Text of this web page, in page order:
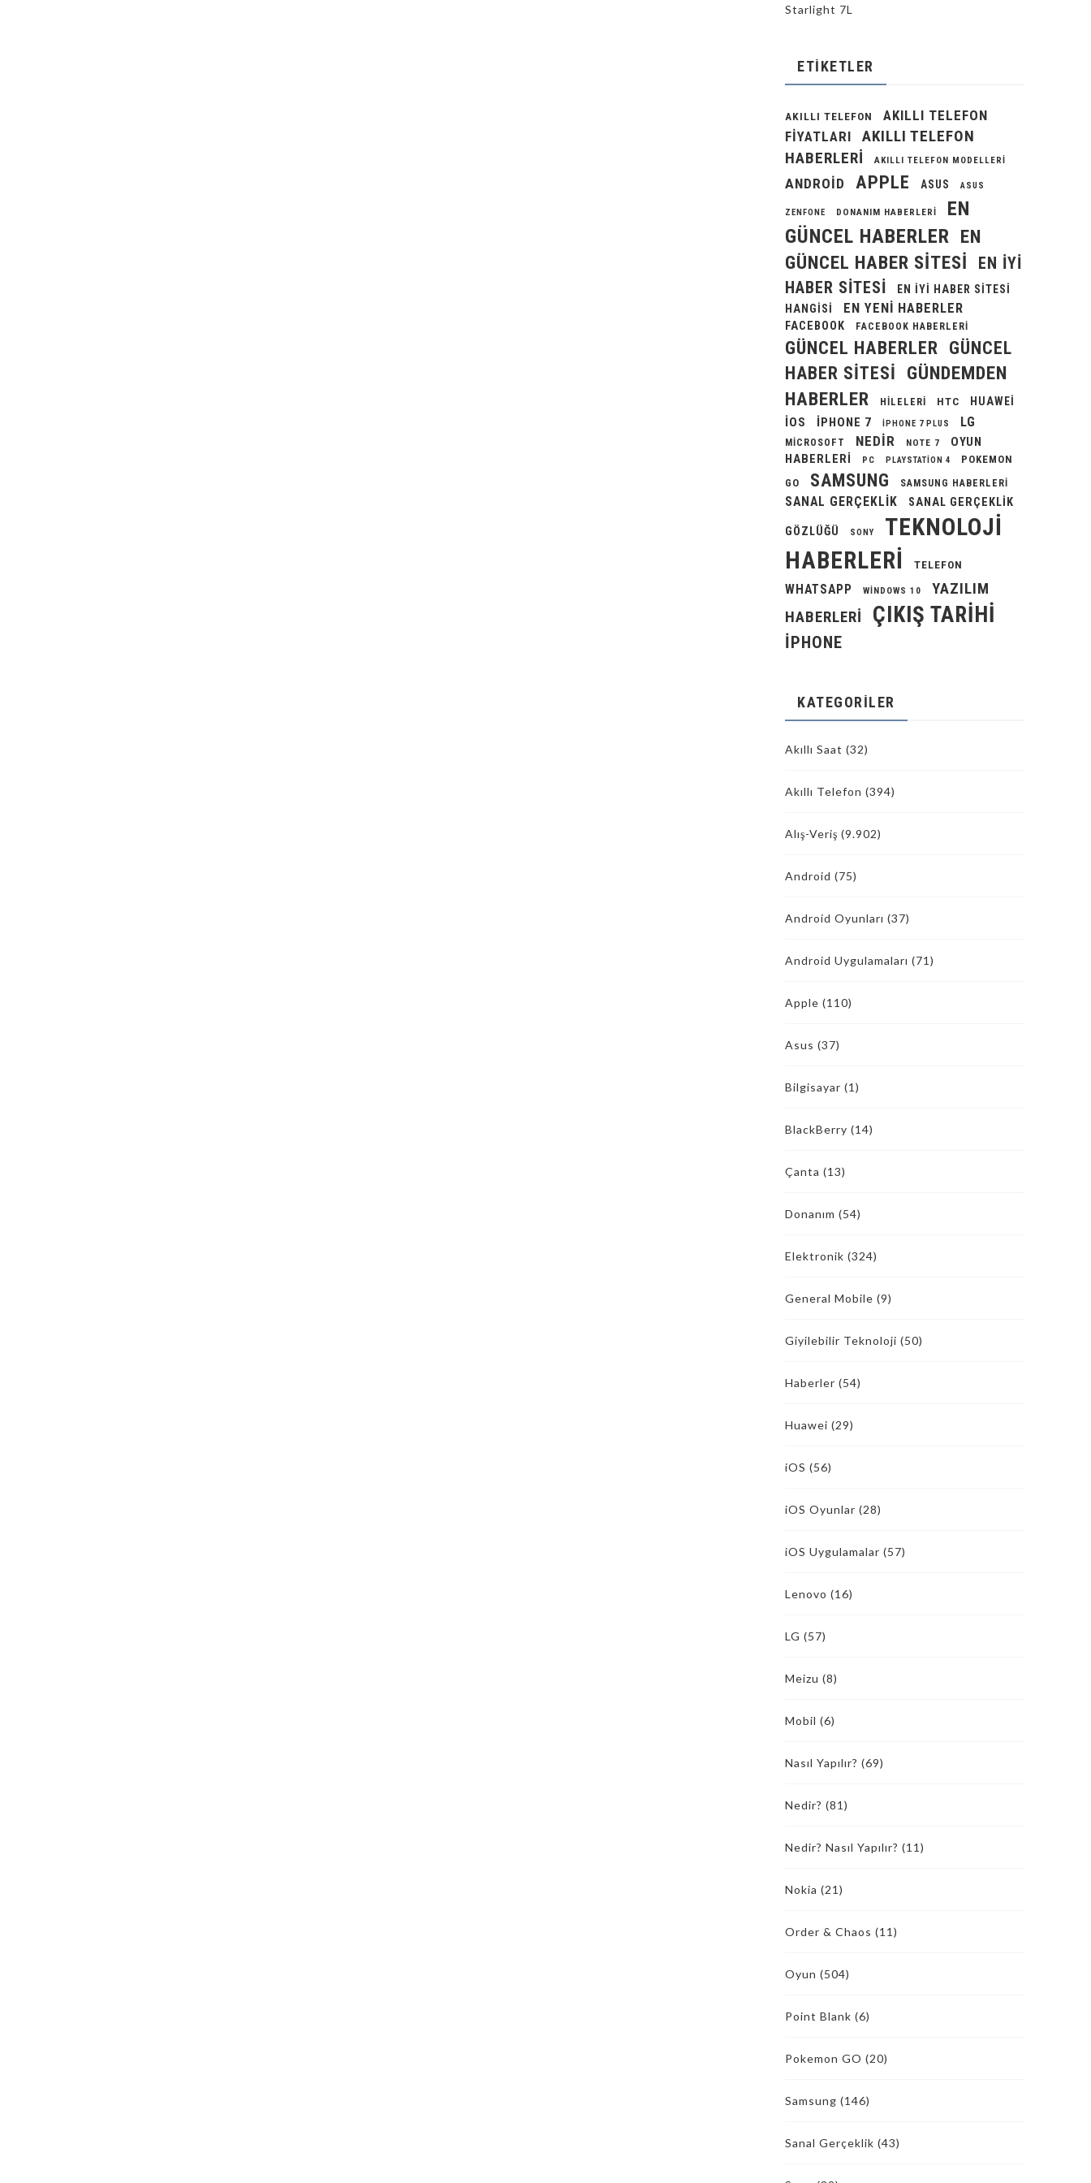
Starlight 7L
ETIKETLER
AKILLI TELEFON
AKILLI TELEFON
FIYATLARI
AKILLI TELEFON
HABERLERI
AKILLI TELEFON MODELLERI
ANDROID APPLE ASUS ASUS
ZENFONE DONANIM HABERLERI
EN
GÜNCEL HABERLER EN
GÜNCEL HABER SITESI
EN IYI
HABER SITESI
EN IYI HABER SITESI
HANGISI
EN YENI HABERLER
FACEBOOK FACEBOOK HABERLERI
GÜNCEL HABERLER
GÜNCEL
HABER SITESI
GÜNDEMDEN
HABERLER
HILELERI HTC HUAWEI
IOS IPHONE 7 IPHONE 7 PLUS LG
MICROSOFT NEDIR NOTE 7
OYUN
HABERLERI
PC PLAYSTATION 4
POKEMON
GO
SAMSUNG SAMSUNG HABERLERI
SANAL GERÇEKLIK SANAL GERÇEKLIK
GÖZLÜĞÜ SONY
TEKNOLOJI
HABERLERI
TELEFON
WHATSAPP WINDOWS 10
YAZILIM
HABERLERI
ÇIKIŞ TARIHI
İPHONE
KATEGORILER
Akıllı Saat (32)
Akıllı Telefon (394)
Alış-Veriş (9.902)
Android (75)
Android Oyunları (37)
Android Uygulamaları (71)
Apple (110)
Asus (37)
Bilgisayar (1)
BlackBerry (14)
Çanta (13)
Donanım (54)
Elektronik (324)
General Mobile (9)
Giyilebilir Teknoloji (50)
Haberler (54)
Huawei (29)
iOS (56)
iOS Oyunlar (28)
iOS Uygulamalar (57)
Lenovo (16)
LG (57)
Meizu (8)
Mobil (6)
Nasıl Yapılır? (69)
Nedir? (81)
Nedir? Nasıl Yapılır? (11)
Nokia (21)
Order & Chaos (11)
Oyun (504)
Point Blank (6)
Pokemon GO (20)
Samsung (146)
Sanal Gerçeklik (43)